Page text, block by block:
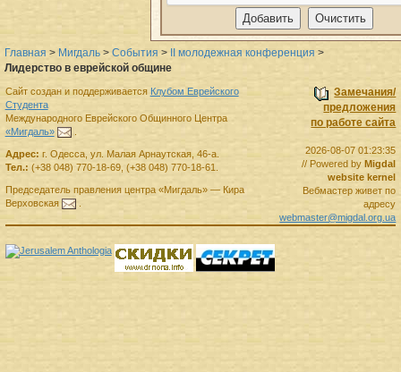
Главная > Мигдаль > События > II молодежная конференция >
Лидерство в еврейской общине
Замечания/
предложения
по работе сайта
2026-08-07 01:23:35
// Powered byMigdal
website kernel
Вебмастер живет по
адресу
webmaster@migdal.org.ua
Сайт создан и поддерживается Клубом Еврейского
Студента
Международного Еврейского Общинного Центра
«Мигдаль»
.
Адрес: г. Одесса, ул. Малая Арнаутская, 46-а.
Тел.: (+38 048) 770-18-69, (+38 048) 770-18-61
Председатель правленияцентра «Мигдаль»— Кира
Верховская
.